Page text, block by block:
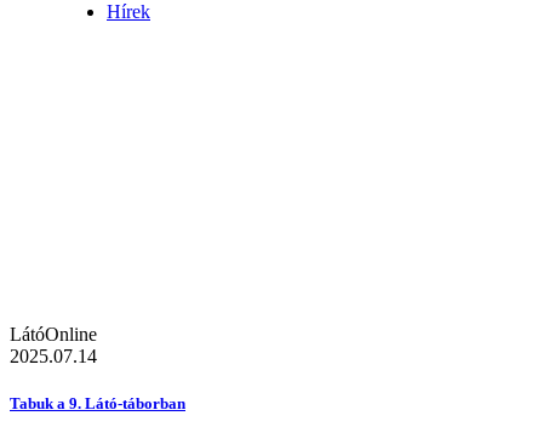
Hírek
LátóOnline
2025.07.14
Tabuk a 9. Látó-táborban